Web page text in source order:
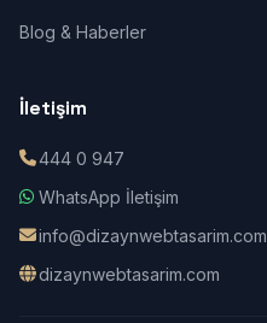
Blog & Haberler
İletişim
444 0 947
WhatsApp İletişim
info@dizaynwebtasarim.com
dizaynwebtasarim.com